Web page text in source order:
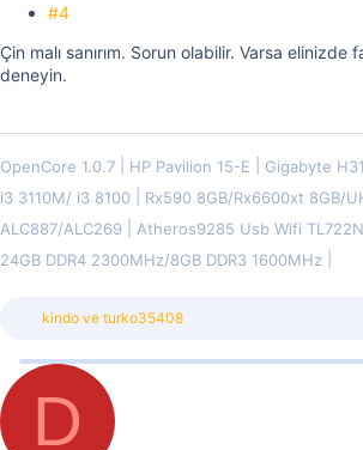
#4
Çin malı sanırım. Sorun olabilir. Varsa elinizde
deneyin.
OpenCore 1.0.7 HP Pavilion 15-E
Gigabyte
i3 3110M/ i3 8100
Rx590 8GB/Rx6600xt 8GB/
ALC887/ALC269
Atheros9285 Usb Wifi TL722N
24GB DDR4 2300MHz/8GB DDR3 1600MHz
T
kindo ve turko35408
D